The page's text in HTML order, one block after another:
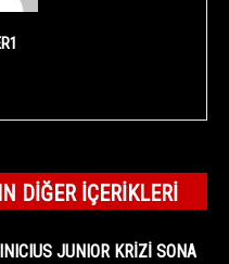
DIĞER İÇERIKLERI
JUNIOR KRİZİ SONA